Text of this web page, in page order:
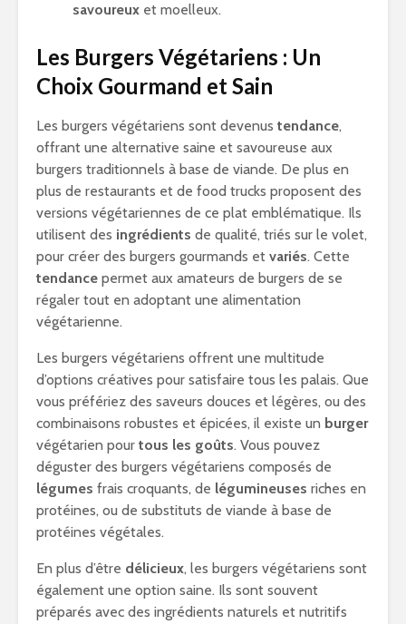
savoureux et moelleux.
Les Burgers Végétariens : Un
Choix Gourmand et Sain
Les burgers végétariens sont devenus tendance,
offrant une alternative saine et savoureuse aux
burgers traditionnels à base de viande. De plus en
plus de restaurants et de food trucks proposent des
versions végétariennes de ce plat emblématique. Ils
utilisent des ingrédients de qualité, triés sur le volet,
pour créer des burgers gourmands et variés. Cette
tendance permet aux amateurs de burgers de se
régaler tout en adoptant une alimentation
végétarienne.
Les burgers végétariens offrent une multitude
d’options créatives pour satisfaire tous les palais. Que
vous préfériez des saveurs douces et légères, ou des
combinaisons robustes et épicées, il existe un burger
végétarien pour tous les goûts. Vous pouvez
déguster des burgers végétariens composés de
légumes frais croquants, de légumineuses riches en
protéines, ou de substituts de viande à base de
protéines végétales.
En plus d’être délicieux, les burgers végétariens sont
également une option saine. Ils sont souvent
préparés avec des ingrédients naturels et nutritifs